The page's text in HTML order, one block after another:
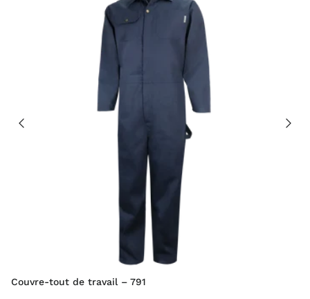
Couvre-tout de travail – 791